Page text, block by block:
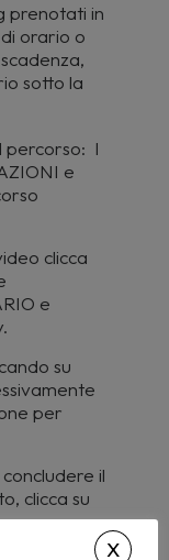
prenotati in
orario o
sotto la
percorso: I
e
clicca
e
su
per
il
clicca su